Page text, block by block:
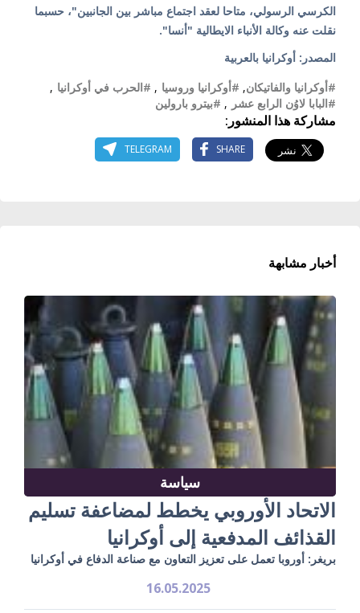
الكرسي الرسولي، متاحا لعقد اجتماع مباشر بين الجانبين"، حسبما
نقلت عنه وكالة الأنباء الايطالية "أنسا".
المصدر: أوكرانيا بالعربية
#أوكرانيا والفاتيكان, #أوكرانيا وروسيا , #الحرب في أوكرانيا ,
#البابا لاوُن الرابع عشر , #بيترو بارولين
مشاركة هذا المنشور:
SHARE
TELEGRAM
أخبار مشابهة
سياسة
الاتحاد الأوروبي يخطط لمضاعفة تسليم
القذائف المدفعية إلى أوكرانيا
بريغر: أوروبا تعمل على تعزيز التعاون مع صناعة الدفاع في أوكرانيا
16.05.2025